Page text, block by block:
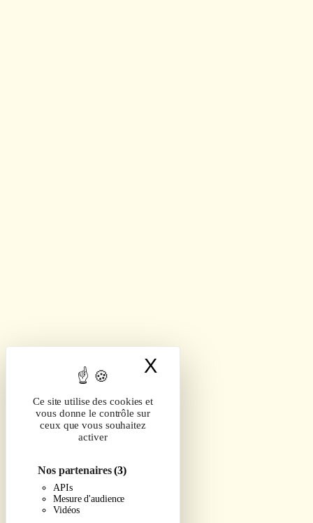
Ce site utilise des cookies et
vous donne le contrôle sur
ceux que vous souhaitez
activer
Nos partenaires(3)
APIs
Mesure d'audience
Vidéos
X